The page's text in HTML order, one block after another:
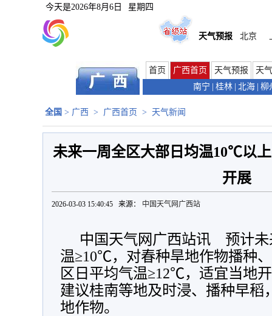
今天是2026年8月6日 星期四
天气预报 北京
首页 广西首页 天气预报
天
南宁
桂林 北海 柳
全国 > 广西 > 广西首页 > 天气新闻
未来一周全区大部日均温10℃以
开展
2026-03-03 15:40:45 来源： 中国天气网广西站
中国天气网广西站讯 预计未
温≥10℃，对春种旱地作物播种
区日平均气温≥12℃，适宜当地
建议桂南等地及时浸、播种早稻
地作物。